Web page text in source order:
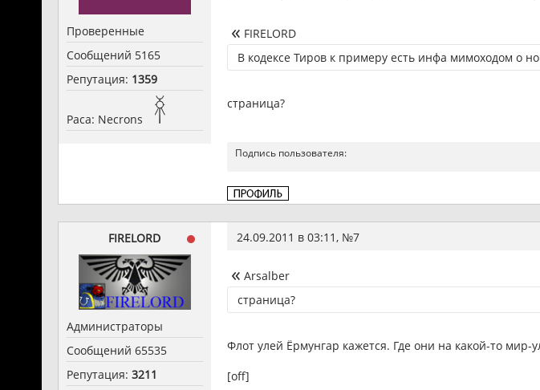
Проверенные
Сообщений 5165
Репутация: 1359
Раса: Necrons
FIRELORD
В кодексе Тиров к примеру есть инфа мимоходом о
страница?
Подпись пользователя:
FIRELORD
Администраторы
Сообщений 65535
Репутация: 3211
24.09.2011 в 03:11, №7
Arsalber
страница?
Флот улей Ёрмунгар кажется. Где они на какой-то мир-
[off]